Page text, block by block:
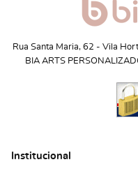
Rua Santa Maria, 62 - Vila
BIA ARTS
Institucional